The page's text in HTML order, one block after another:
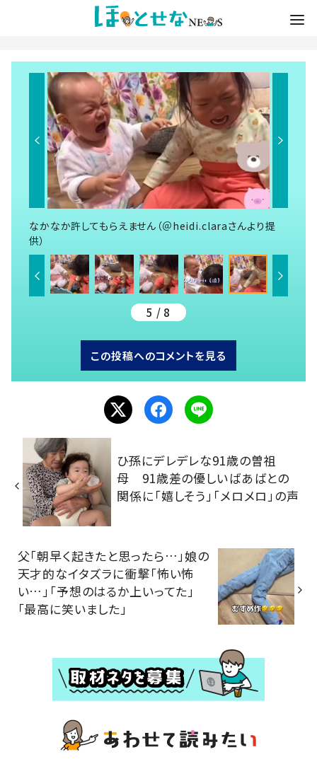
なかなか許してもらえません（＠heidi.claraさんより提
供）
5 / 8
この投稿へのコメントを見る
ひ孫にデレデレな91歳の曽祖
母 91歳差の優しいばあばとの
関係に「嬉しそう」「メロメロ」の声
父「朝早く起きたと思ったら…」娘の
天才的なイタズラに衝撃「怖い怖
い…」「予想のはるか上いってた」
「最高に笑いました」